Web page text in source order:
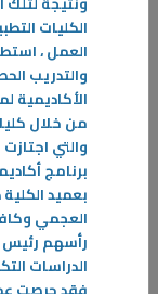
الكليات
العمل ،
والتدريب
الأكاديمية
من خلال
برنامج
بعميد
العجمي
رأسهم رئيس
الدراسات